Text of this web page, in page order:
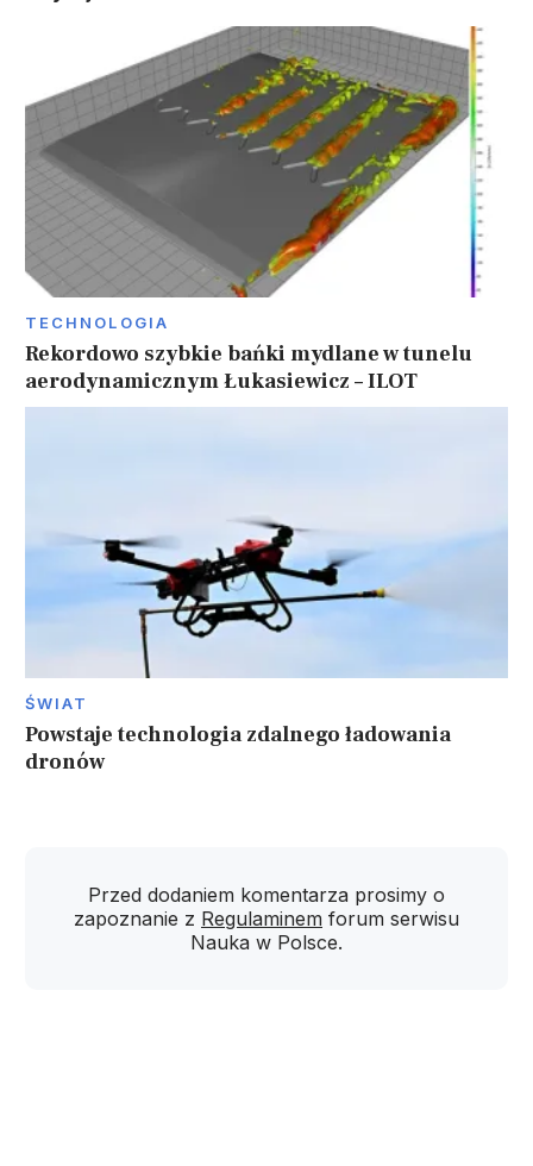
TECHNOLOGIA
Rekordowo szybkie bańki mydlane w tunelu
aerodynamicznym Łukasiewicz – ILOT
ŚWIAT
Powstaje technologia zdalnego ładowania
dronów
Przed dodaniem komentarza prosimy o
zapoznanie z Regulaminem forum serwisu
Nauka w Polsce.